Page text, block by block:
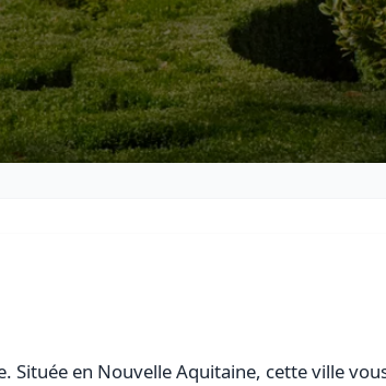
Située en Nouvelle Aquitaine, cette ville